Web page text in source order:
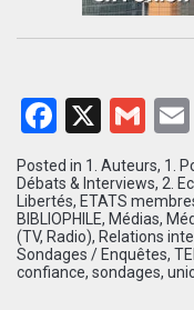
X
Posted in 1. Auteurs, 1.
Débats & Interviews, 2.
Libertés, ETATS
BIBLIOPHILE, Médias,
(TV, Radio), Relations
Sondages / Enquêtes,
confiance, sondages,